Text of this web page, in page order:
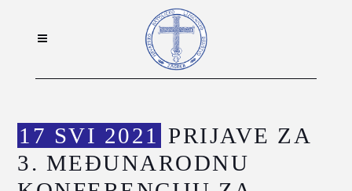
17 SVI 2021
PRIJAVE ZA
3. MEĐUNARODNU